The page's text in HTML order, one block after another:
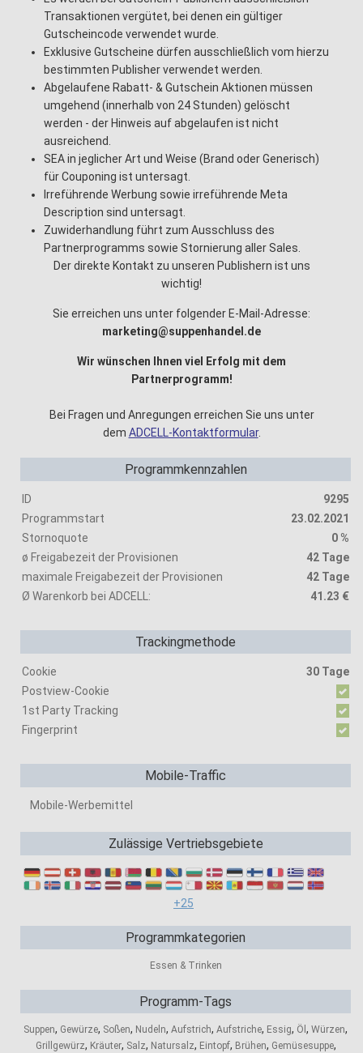
Transaktionen vergütet, bei denen ein gültiger
Gutscheincode verwendet wurde.
Exklusive Gutscheine dürfen ausschließlich vom hierzu
bestimmten Publisher verwendet werden.
Abgelaufene Rabatt- & Gutschein Aktionen müssen
umgehend (innerhalb von 24 Stunden) gelöscht
werden - der Hinweis auf abgelaufen ist nicht
ausreichend.
SEA in jeglicher Art und Weise (Brand oder Generisch)
für Couponing ist untersagt.
Irreführende Werbung sowie irreführende Meta
Description sind untersagt.
Zuwiderhandlung führt zum Ausschluss des
Partnerprogramms sowie Stornierung aller Sales.
Der direkte Kontakt zu unseren Publishern ist uns
wichtig!
Sie erreichen uns unter folgender E-Mail-Adresse:
marketing@suppenhandel.de
Wir wünschen Ihnen viel Erfolg mit dem
Partnerprogramm!
Bei Fragen und Anregungen erreichen Sie uns unter
dem ADCELL-Kontaktformular.
Programmkennzahlen
ID
9295
Programmstart
23.02.2021
Stornoquote
0 %
ø Freigabezeit der Provisionen
42 Tage
maximale Freigabezeit der Provisionen
42 Tage
Ø Warenkorb bei ADCELL:
41.23 €
Trackingmethode
Cookie
30 Tage
Postview-Cookie
1st Party Tracking
Fingerprint
Mobile-Traffic
Mobile-Werbemittel
Zulässige Vertriebsgebiete
+25
Programmkategorien
Essen & Trinken
Programm-Tags
Suppen, Gewürze, Soßen, Nudeln, Aufstrich, Aufstriche, Essig, Öl , Würzen,
Grillgewürz, Kräuter, Salz, Natursalz, Eintopf, Brühen, Gemüsesuppe,